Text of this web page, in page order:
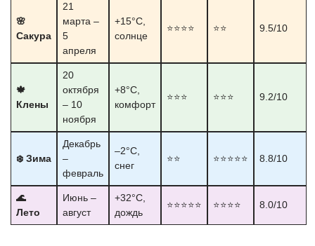
🌸
Сакура
21
марта –
5
апреля
+15°C,
солнце
⭐⭐⭐⭐ ⭐⭐ 9.5/10
🍁
Клены
20
октября
– 10
ноября
+8°C,
комфорт
⭐⭐⭐ ⭐⭐⭐ 9.2/10
❄️ Зима
Декабрь
–
февраль
–2°C,
снег
⭐⭐ ⭐⭐⭐⭐⭐ 8.8/10
🌊
Лето
Июнь –
август
+32°C,
дождь
⭐⭐⭐⭐⭐ ⭐⭐⭐⭐ 8.0/10